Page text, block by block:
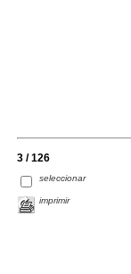
3 / 126
seleccionar
imprimir